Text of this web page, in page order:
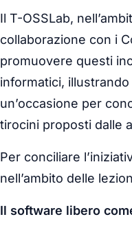
Il T-OSSLab,
collaborazione con i
promuovere questi
informatici,
un’occasione per
tirocini proposti dalle
Per conciliare
nell’ambito delle
Il software libero